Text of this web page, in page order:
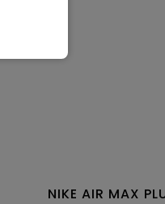
NIKE AIR MAX